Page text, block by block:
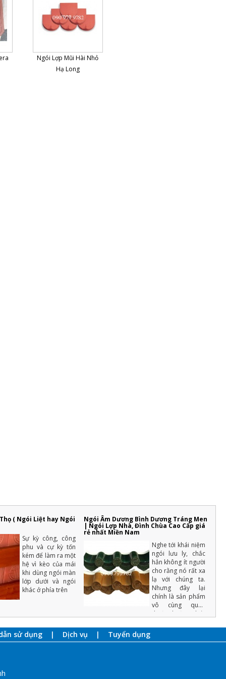
Ngói Lợp Mũi Hài Nhỏ
Hạ Long
Xây nhà là việc trong đại
của cả một đời người
chuẩn bị kỹ càng, không thể nào
làm qua loa
( Ngói Liệt hay Ngói
Sự kỳ công, công
phu và cự kỳ tốn
kém để làm ra một
hệ vì kèo của mái
khi dùng ngói màn
lớp dưới và ngói
khác ở phía trên
Ngói Âm Dương Bình Dương Tráng Men
| Ngói Lợp Nhà, Đình Chùa Cao Cấp giá
rẻ nhất Miền Nam
Nghe tới khái niệm
ngói lưu ly, chắc
hẳn không ít người
cho rằng nó rất xa
lạ với chúng ta.
Nhưng đây lại
chính là sản phẩm
vô cùng quen
thuộc thường thấy
sử dụng Dịch vụ Tuyển dụng